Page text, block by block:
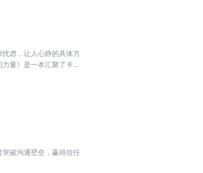
虑，让人心静的具体方
量》是一本汇聚了卡耐
突破沟通壁垒，赢得信任